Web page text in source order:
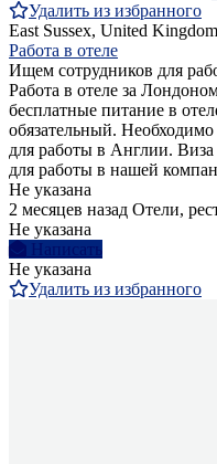
Удалить из избранного
East Sussex, United Kingdom
Работа в отеле
Ищем сотрудников для
Работа в отеле за
бесплатные питание в
обязательный.
для работы в Англии.
для работы в нашей
Не указана
2 месяцев назад Отели,
Не указана
Написать
Не указана
Удалить из избранного